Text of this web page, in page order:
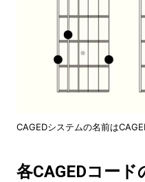
CAGEDシステムの名前は
各CAGEDコー